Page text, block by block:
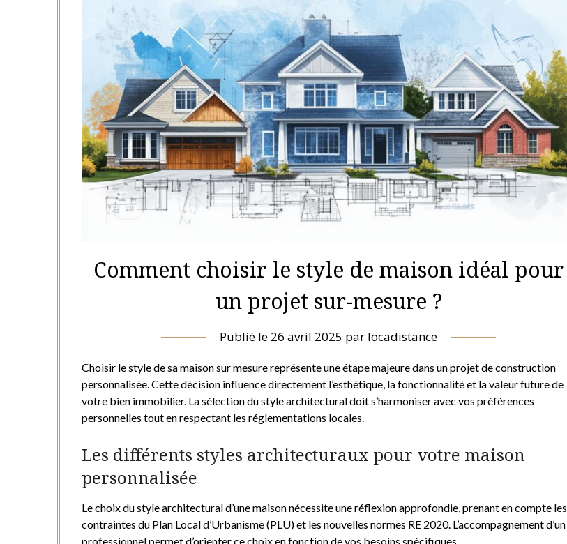
Comment choisir le style de maison idéal pour
un projet sur-mesure ?
Publié le 26 avril 2025 par locadistance
Choisir le style de sa maison sur mesure représente une étape majeure dans un projet de construction
personnalisée. Cette décision influence directement l’esthétique, la fonctionnalité et la valeur future de
votre bien immobilier. La sélection du style architectural doit s’harmoniser avec vos préférences
personnelles tout en respectant les réglementations locales.
Les différents styles architecturaux pour votre maison
personnalisée
Le choix du style architectural d’une maison nécessite une réflexion approfondie, prenant en compte les
contraintes du Plan Local d’Urbanisme (PLU) et les nouvelles normes RE 2020. L’accompagnement d’un
professionnel permet d’orienter ce choix en fonction de vos besoins spécifiques.